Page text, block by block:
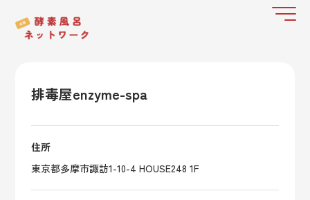
排毒屋enzyme-spa
住所
東京都多摩市諏訪1-10-4 HOUSE248 1F